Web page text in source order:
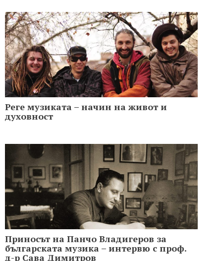
Реге музиката – начин на живот и
духовност
Приносът на Панчо Владигеров за
българската музика – интервю с проф.
д-р Сава Димитров